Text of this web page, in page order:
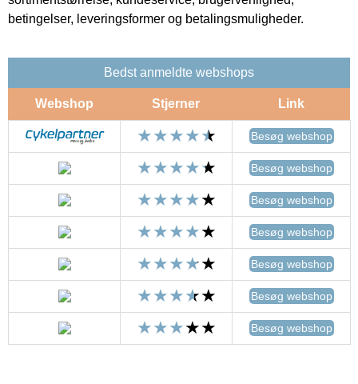
betingelser, leveringsformer og betalingsmuligheder.
Bedst anmeldte webshops
Webshop Stjerner Link
Besøg webshop
Besøg webshop
Besøg webshop
Besøg webshop
Besøg webshop
Besøg webshop
Besøg webshop